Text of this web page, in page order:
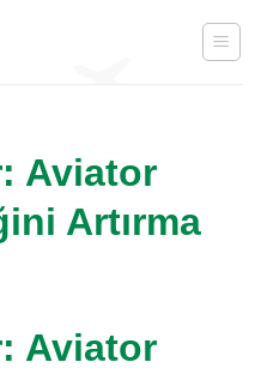
Aviator
Artırma
Aviator